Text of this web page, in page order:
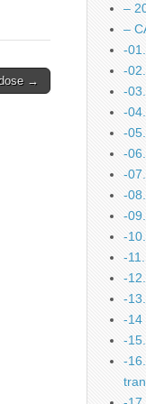
→
–
–
-
-
-
-
-
-
-
-
-
-
-
-
-
-14
-
-